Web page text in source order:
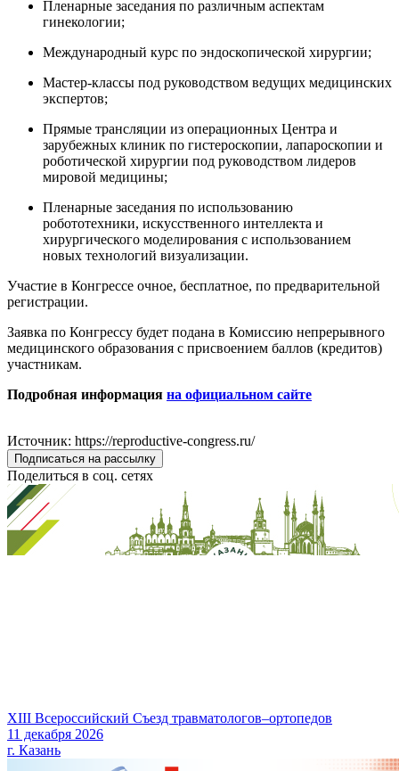
Пленарные заседания по различным аспектам
гинекологии;
Международный курс по эндоскопической хирургии;
Мастер-классы под руководством ведущих медицинских
экспертов;
Прямые трансляции из операционных Центра и
зарубежных клиник по гистероскопии, лапароскопии и
роботической хирургии под руководством лидеров
мировой медицины;
Пленарные заседания по использованию
робототехники, искусственного интеллекта и
хирургического моделирования с использованием
новых технологий визуализации.
Участие в Конгрессе очное, бесплатное, по предварительной
регистрации.
Заявка по Конгрессу будет подана в Комиссию непрерывного
медицинского образования с присвоением баллов (кредитов)
участникам.
Подробная информация на официальном сайте
Источник: https://reproductive-congress.ru/
Подписаться на рассылку
Поделиться в соц. сетях
XIII Всероссийский Съезд травматологов–ортопедов
11 декабря 2026
г. Казань